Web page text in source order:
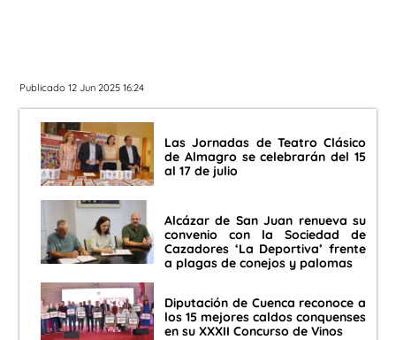
Publicado 12 Jun 2025 16:24
Las Jornadas de Teatro Clásico
de Almagro se celebrarán del 15
al 17 de julio
Alcázar de San Juan renueva su
convenio con la Sociedad de
Cazadores ‘La Deportiva’ frente
a plagas de conejos y palomas
Diputación de Cuenca reconoce a
los 15 mejores caldos conquenses
en su XXXII Concurso de Vinos